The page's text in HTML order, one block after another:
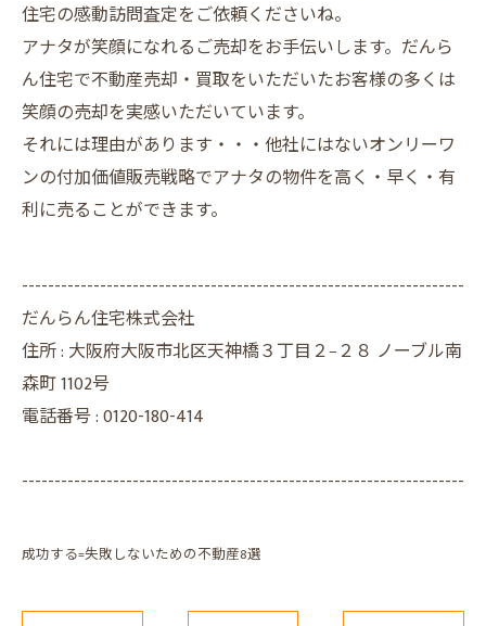
住宅の感動訪問査定をご依頼くださいね。
アナタが笑顔になれるご売却をお手伝いします。だんら
ん住宅で不動産売却・買取をいただいたお客様の多くは
笑顔の売却を実感いただいています。
それには理由があります・・・他社にはないオンリーワ
ンの付加価値販売戦略でアナタの物件を高く・早く・有
利に売ることができます。
--------------------------------------------------------------------
だんらん住宅株式会社
住所 : 大阪府大阪市北区天神橋３丁目２−２８ ノーブル南
森町 1102号
電話番号 :0120-180-414
--------------------------------------------------------------------
成功する=失敗しないための不動産8選